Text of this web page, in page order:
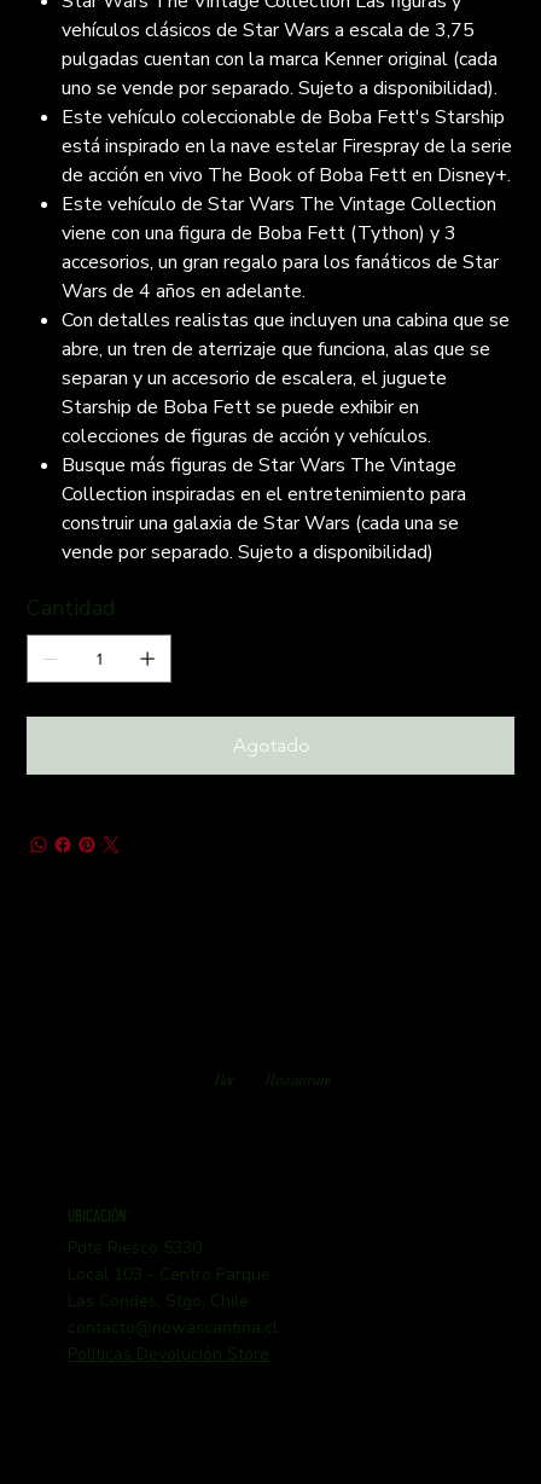
vehículos clásicos de Star Wars a escala de 3,75
pulgadas cuentan con la marca Kenner original (cada
uno se vende por separado. Sujeto a disponibilidad).
Este vehículo coleccionable de Boba Fett's Starship
está inspirado en la nave estelar Firespray de la serie
de acción en vivo The Book of Boba Fett en Disney+.
Este vehículo de Star Wars The Vintage Collection
viene con una figura de Boba Fett (Tython) y 3
accesorios, un gran regalo para los fanáticos de Star
Wars de 4 años en adelante.
Con detalles realistas que incluyen una cabina que se
abre, un tren de aterrizaje que funciona, alas que se
separan y un accesorio de escalera, el juguete
Starship de Boba Fett se puede exhibir en
colecciones de figuras de acción y vehículos.
Busque más figuras de Star Wars The Vintage
Collection inspiradas en el entretenimiento para
construir una galaxia de Star Wars (cada una se
vende por separado. Sujeto a disponibilidad)
Cantidad
Agotado
Bar Restaurant
UBICACIÓN
Pdte Riesco 5330
Local 103 - Centro Parque
Las Condes, Stgo, Chile
contacto@nowascantina.cl
Políticas Devolución Store